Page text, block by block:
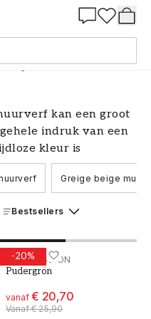
muurverf
kan een groot
indruk van een
kleur is
verschillende stijlen
geeft een warm
je op moet letten bij
en geven
combineren met
uitnodigende
Greige beige
Bestsellers
-20%
WALLPASSION
Pudergrön
vanaf € 20,70
Vanaf € 25,90
Verf - Kleur W41